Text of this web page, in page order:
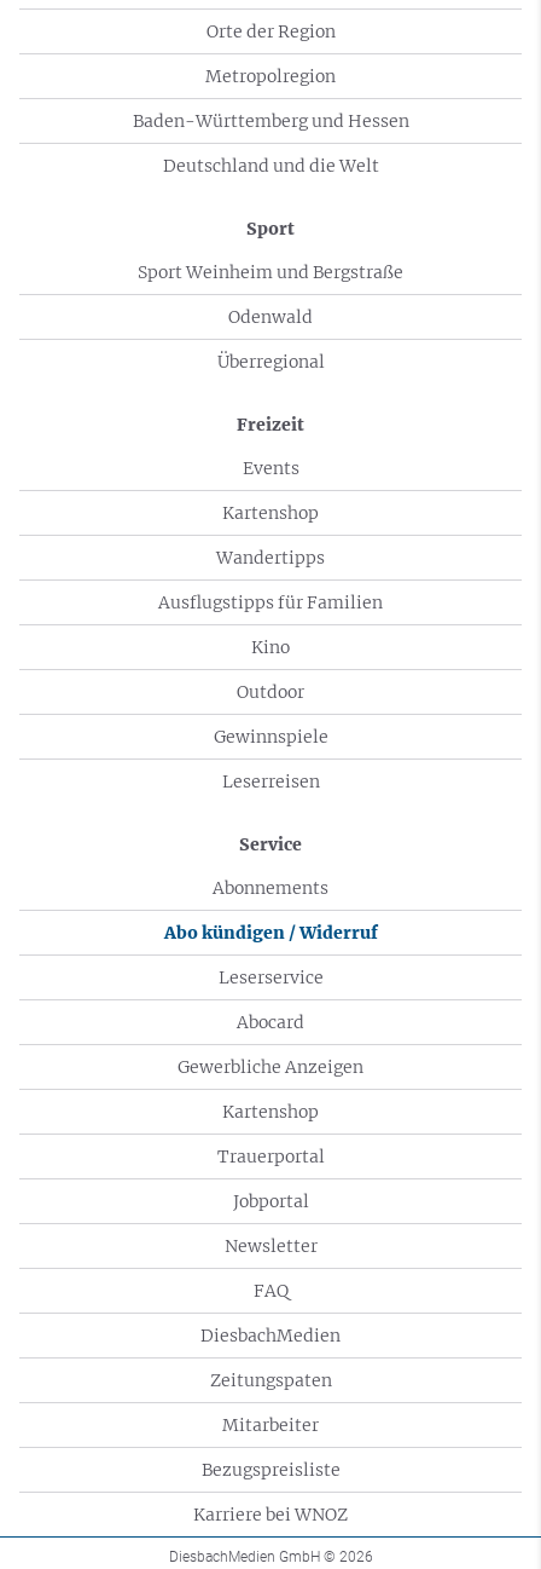
Orte der Region
Metropolregion
Baden-Württemberg und Hessen
Deutschland und die Welt
Sport
Sport Weinheim und Bergstraße
Odenwald
Überregional
Freizeit
Events
Kartenshop
Wandertipps
Ausflugstipps für Familien
Kino
Outdoor
Gewinnspiele
Leserreisen
Service
Abonnements
Abo kündigen / Widerruf
Leserservice
Abocard
Gewerbliche Anzeigen
Kartenshop
Trauerportal
Jobportal
Newsletter
FAQ
DiesbachMedien
Zeitungspaten
Mitarbeiter
Bezugspreisliste
Karriere bei WNOZ
DiesbachMedien GmbH © 2026